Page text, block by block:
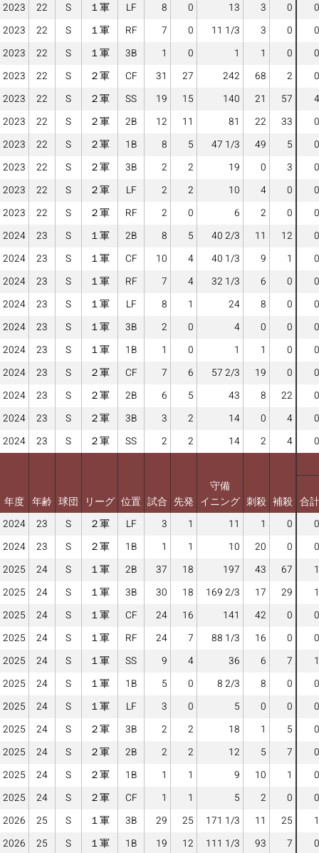
2023
22 S １軍 LF 8 0 13 3 0
0
2023
22 S １軍 RF 7 0 11 1/3 3 0
0
2023
22 S １軍 3B 1 0 1 1 0
0
2023
22 S ２軍 CF 31 27 242 68 2
0
2023
22 S ２軍 SS 19 15 140 21 57
4
2023
22 S ２軍 2B 12 11 81 22 33
0
2023
22 S ２軍 1B 8 5 47 1/3 49 5
0
2023
22 S ２軍 3B 2 2 19 0 3
0
2023
22 S ２軍 LF 2 2 10 4 0
0
2023
22 S ２軍 RF 2 0 6 2 0
0
2024
23 S １軍 2B 8 5 40 2/3 11 12
0
2024
23 S １軍 CF 10 4 40 1/3 9 1
0
2024
23 S １軍 RF 7 4 32 1/3 6 0
0
2024
23 S １軍 LF 8 1 24 8 0
0
2024
23 S １軍 3B 2 0 4 0 0
0
2024
23 S １軍 1B 1 0 1 1 0
0
2024
23 S ２軍 CF 7 6 57 2/3 19 0
0
2024
23 S ２軍 2B 6 5 43 8 22
0
2024
23 S ２軍 3B 3 2 14 0 4
0
2024
23 S ２軍 SS 2 2 14 2 4 0
年度 年齢 球団 リーグ 位置 試合 先発
守備
イニング 刺殺 補殺 合計
2024
23 S ２軍 LF 3 1 11 1 0
0
2024
23 S ２軍 1B 1 1 10 20 0
0
2025
24 S １軍 2B 37 18 197 43 67
1
2025
24 S １軍 3B 30 18 169 2/3 17 29
1
2025
24 S １軍 CF 24 16 141 42 0
0
2025
24 S １軍 RF 24 7 88 1/3 16 0
0
2025
24 S １軍 SS 9 4 36 6 7
1
2025
24 S １軍 1B 5 0 8 2/3 8 0
0
2025
24 S １軍 LF 3 0 5 0 0
0
2025
24 S ２軍 3B 2 2 18 1 5
0
2025
24 S ２軍 2B 2 2 12 5 7
0
2025
24 S ２軍 1B 1 1 9 10 1
0
2025
24 S ２軍 CF 1 1 5 2 0
0
2026
25 S １軍 3B 29 25 171 1/3 11 25
1
2026
25 S １軍 1B 19 12 111 1/3 93 7 0